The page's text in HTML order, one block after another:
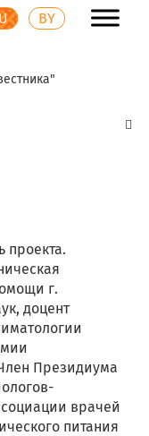
BY
проекта.
г.
доцент
Президиума
врачей
питания